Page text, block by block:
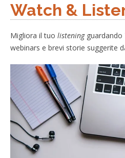
Watch &
Migliora il tuo listening guardando
webinars e brevi storie suggerite